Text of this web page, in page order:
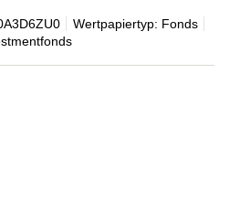
Wertpapiertyp: Fonds